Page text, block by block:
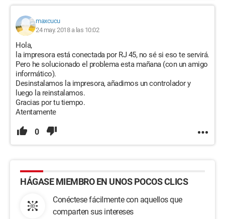
maxcucu
24 may. 2018 a las 10:02
Hola,
la impresora está conectada por RJ 45, no sé si eso te servirá.
Pero he solucionado el problema esta mañana (con un amigo
informático).
Desinstalamos la impresora, añadimos un controlador y
luego la reinstalamos.
Gracias por tu tiempo.
Atentamente
0
HÁGASE MIEMBRO EN UNOS POCOS CLICS
Conéctese fácilmente con aquellos que
comparten sus intereses